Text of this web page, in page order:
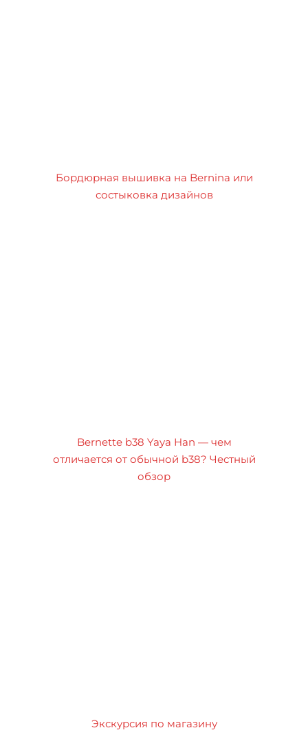
Бордюрная вышивка на Bernina или
состыковка дизайнов
Bernette b38 Yaya Han — чем
отличается от обычной b38? Честный
обзор
Экскурсия по магазину